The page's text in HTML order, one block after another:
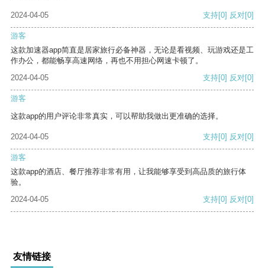
2024-04-05 支持[0] 反对[0]
游客
这款加速器app简直是居家旅行必备神器，无论是看视频、玩游戏还是工
作办公，都能畅享高速网络，再也不用担心网速卡顿了。
2024-04-05
支持[0] 反对[0]
游客
这款app的用户评论非常真实，可以帮助我做出更准确的选择。
2024-04-05 支持[0] 反对[0]
游客
这款app的酒店、餐厅推荐非常有用，让我能够享受到高品质的旅行体
验。
2024-04-05
支持[0] 反对[0]
友情链接